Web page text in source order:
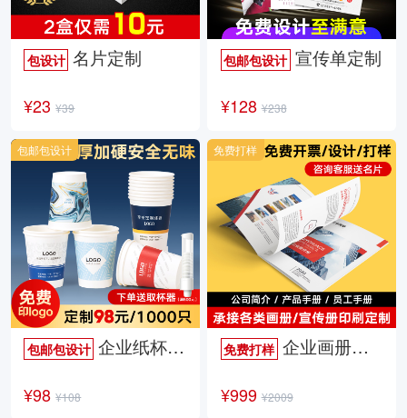
包设计 名片定制
¥23 ¥39
包邮包设计宣传单定制
¥128 ¥238
包邮包设计 企业纸杯定制
¥98 ¥108
包邮包设计
免费打样企业画册定制
¥999 ¥2009
免费打样